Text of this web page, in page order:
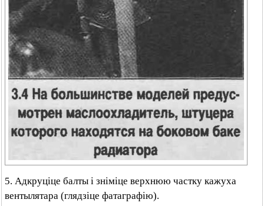
5. Адкруціце балты і зніміце верхнюю частку кажуха
вентылятара (глядзіце фатаграфію).